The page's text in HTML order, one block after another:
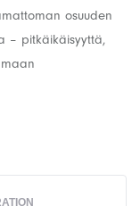
osuuden
– pitkäikäisyyttä,